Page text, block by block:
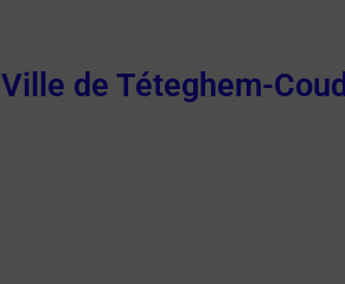
Ville de Téteghem-